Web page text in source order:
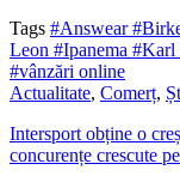
Tags #Answear
Leon #Ipanema #Karl
#vânzări online
Actualitate, Comerț,
Intersport obține o
concurențe crescute